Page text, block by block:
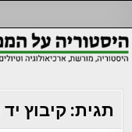
to
content
תגית:קיבוץ